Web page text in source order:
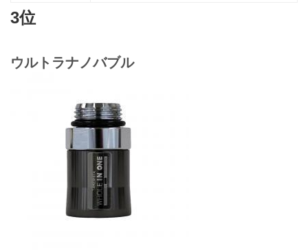
3位
ウルトラナノバブル